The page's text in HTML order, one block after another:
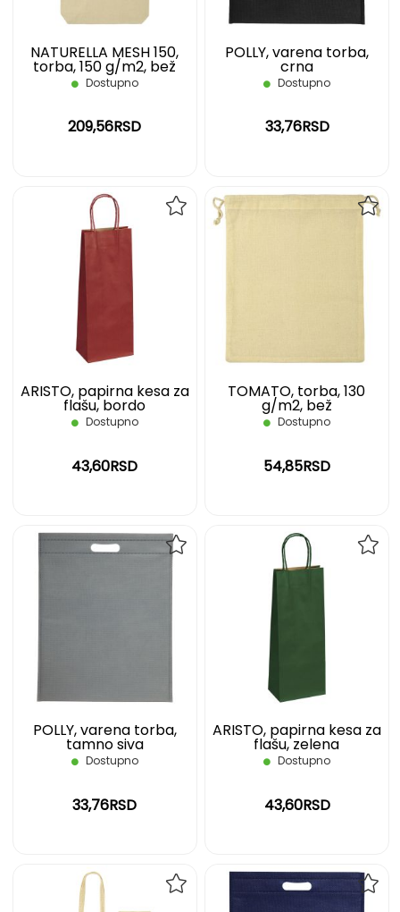
NATURELLA MESH 150,
torba, 150 g/m2, bež
Dostupno
209,56RSD
POLLY, varena torba,
crna
Dostupno
33,76RSD
ARISTO, papirna kesa za
flašu, bordo
Dostupno
43,60RSD
DODAJ
TOMATO, torba, 130
g/m2, bež
Dostupno
54,85RSD
POLLY, varena torba,
tamno siva
Dostupno
33,76RSD
ARISTO, papirna kesa za
flašu, zelena
Dostupno
43,60RSD